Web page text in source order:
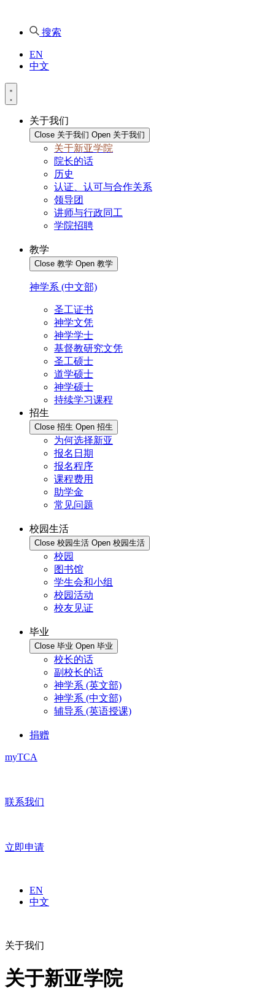
搜索
EN
中文
关于我们
Close 关于我们 Open 关于我们
关于新亚学院
院长的话
历史
认证、认可与合作关系
领导团
讲师与行政同工
学院招聘
教学
Close 教学 Open 教学
神学系 (中文部)
圣工证书
神学文凭
神学学士
基督教研究文凭
圣工硕士
道学硕士
神学硕士
持续学习课程
招生
Close 招生 Open 招生
为何选择新亚
报名日期
报名程序
课程费用
助学金
常见问题
校园生活
Close 校园生活 Open 校园生活
校园
图书馆
学生会和小组
校园活动
校友见证
毕业
Close 毕业 Open 毕业
校长的话
副校长的话
神学系 (英文部)
神学系 (中文部)
辅导系 (英语授课)
捐赠
myTCA
联系我们
立即申请
EN
中文
关于我们
关于新亚学院